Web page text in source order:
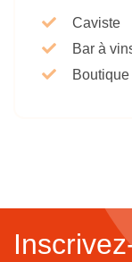
Caviste
Bar à